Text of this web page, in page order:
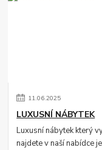
11.06.2025
LUXUSNÍ NÁBYTEK
Luxusní nábytek který
najdete v naší nabídce